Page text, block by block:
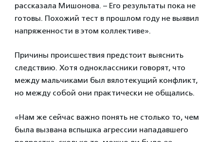
рассказала Мишонова. – Его результаты пока не
готовы. Похожий тест в прошлом году не выявил
напряженности в этом коллективе».
Причины происшествия предстоит выяснить
следствию. Хотя одноклассники говорят, что
между мальчиками был вялотекущий конфликт,
но между собой они практически не общались.
«Нам же сейчас важно понять не столько то, чем
была вызвана вспышка агрессии нападавшего